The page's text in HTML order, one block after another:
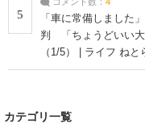
5
「車に常備しました
判 「ちょうどいい大
（1/5） | ライフ ねと
カテゴリ一覧